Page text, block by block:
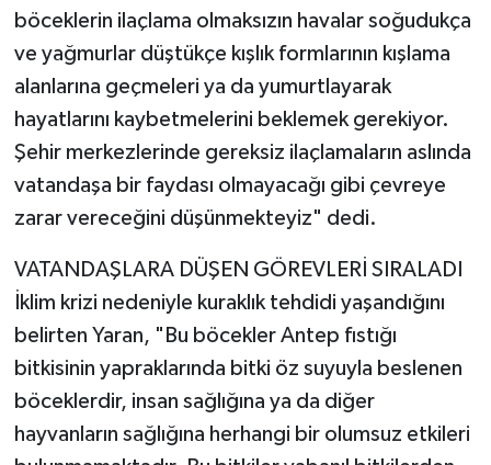
böceklerin ilaçlama olmaksızın havalar soğudukça
ve yağmurlar düştükçe kışlık formlarının kışlama
alanlarına geçmeleri ya da yumurtlayarak
hayatlarını kaybetmelerini beklemek gerekiyor.
Şehir merkezlerinde gereksiz ilaçlamaların aslında
vatandaşa bir faydası olmayacağı gibi çevreye
zarar vereceğini düşünmekteyiz" dedi.
VATANDAŞLARA DÜŞEN GÖREVLERİ SIRALADI
İklim krizi nedeniyle kuraklık tehdidi yaşandığını
belirten Yaran, "Bu böcekler Antep fıstığı
bitkisinin yapraklarında bitki öz suyuyla beslenen
böceklerdir, insan sağlığına ya da diğer
hayvanların sağlığına herhangi bir olumsuz etkileri